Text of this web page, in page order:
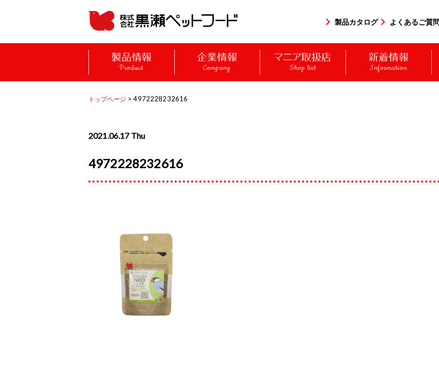
製品カタログ よくあるご質
Product Company Shop list Information
トップページ > 4972228232616
2021.06.17 Thu
4972228232616